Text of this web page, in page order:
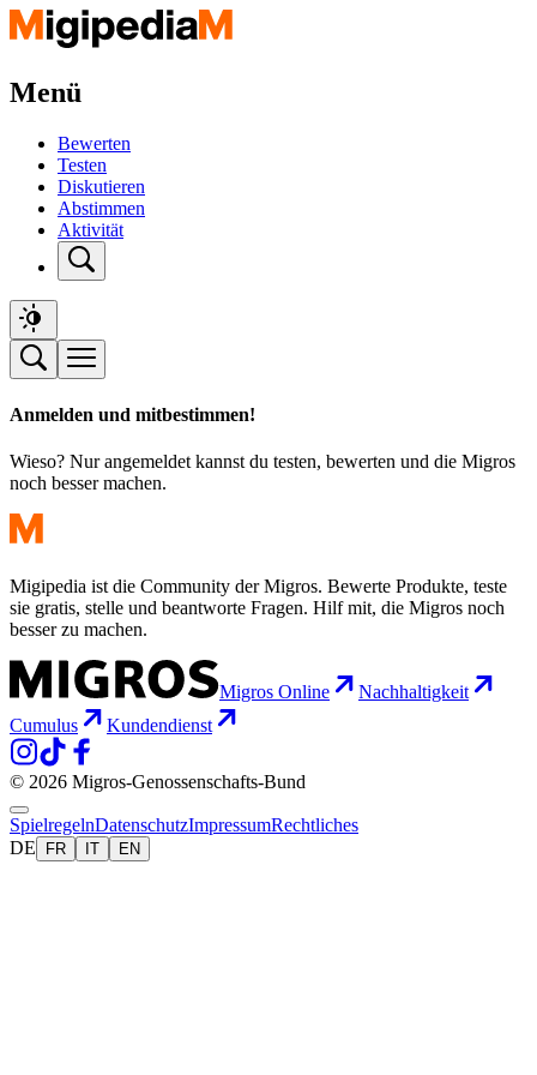
Menü
Bewerten
Testen
Diskutieren
Abstimmen
Aktivität
Anmelden und mitbestimmen!
Wieso? Nur angemeldet kannst du testen, bewerten und die Migros
noch besser machen.
Migipedia ist die Community der Migros. Bewerte Produkte, teste
sie gratis, stelle und beantworte Fragen. Hilf mit, die Migros noch
besser zu machen.
Migros Online
Nachhaltigkeit
Cumulus
Kundendienst
© 2026 Migros-Genossenschafts-Bund
SpielregelnDatenschutzImpressumRechtliches
DE
FR IT EN